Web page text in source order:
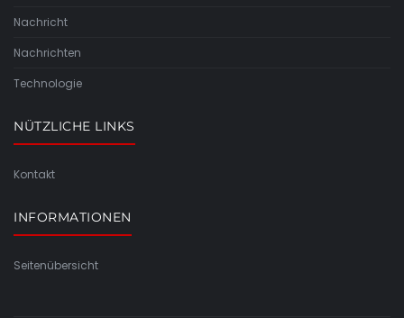
Nachricht
Nachrichten
Technologie
NÜTZLICHE LINKS
Kontakt
INFORMATIONEN
Seitenübersicht